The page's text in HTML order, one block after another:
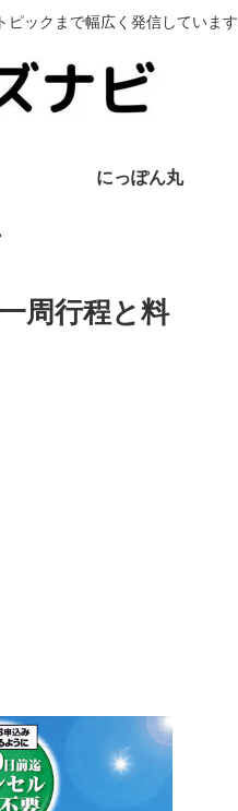
ピックまで幅広く発信しています
にっぽん丸
周行程と料